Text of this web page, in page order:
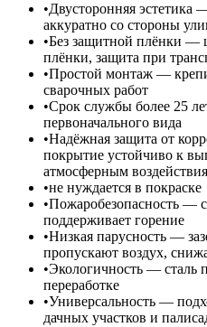
Двусторонняя эстетика
аккуратно со стороны
Без защитной плёнки —
плёнки, защита при
Простой монтаж —
сварочных работ
Срок службы более 25
первоначального вида
Надёжная защита от
покрытие устойчиво к
атмосферным
не нуждается в покраске
Пожаробезопасность —
поддерживает горение
Низкая парусность —
пропускают воздух,
Экологичность — сталь
переработке
Универсальность —
дачных участков и